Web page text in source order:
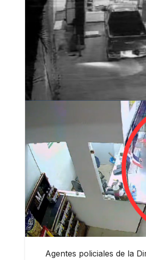
Agentes policiales de la